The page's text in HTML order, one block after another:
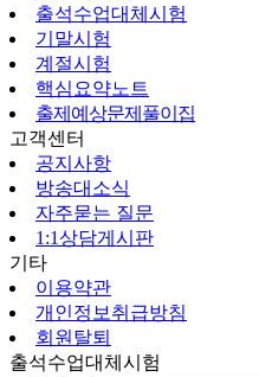
출석수업대체시험
기말시험
계절시험
핵심요약노트
출제예상문제풀이집
고객센터
공지사항
방송대소식
자주묻는 질문
1:1상담게시판
기타
이용약관
개인정보취급방침
회원탈퇴
출석수업대체시험